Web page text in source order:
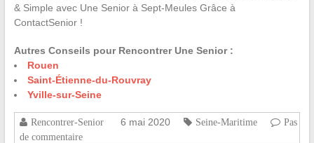
& Simple avec Une Senior à Sept-Meules Grâce à
ContactSenior !
Autres Conseils pour Rencontrer Une Senior :
Rouen
Saint-Étienne-du-Rouvray
Yville-sur-Seine
Rencontrer-Senior 6 mai 2020 Seine-Maritime
Pas
de commentaire